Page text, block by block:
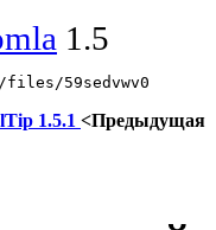
1.5
59sedvwv0
1.5.1 <Предыдущая